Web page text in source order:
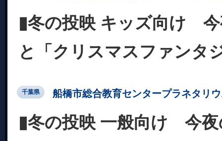
▮冬の投映 キッズ向け 今
と「クリスマスファンタ
千葉県 船橋市総合教育センタープラネタリ
▮冬の投映 一般向け 今夜